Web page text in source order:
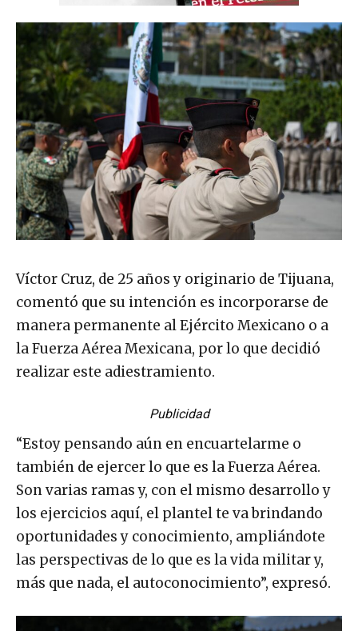
Víctor Cruz, de 25 años y originario de Tijuana,
comentó que su intención es incorporarse de
manera permanente al Ejército Mexicano o a
la Fuerza Aérea Mexicana, por lo que decidió
realizar este adiestramiento.
Publicidad
“Estoy pensando aún en encuartelarme o
también de ejercer lo que es la Fuerza Aérea.
Son varias ramas y, con el mismo desarrollo y
los ejercicios aquí, el plantel te va brindando
oportunidades y conocimiento, ampliándote
las perspectivas de lo que es la vida militar y,
más que nada, el autoconocimiento”, expresó.